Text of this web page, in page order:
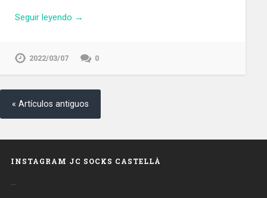
Seguir leyendo →
2022/03/07 0
« Artículos antiguos
INSTAGRAM JC SOCKS CASTELLÀ
…